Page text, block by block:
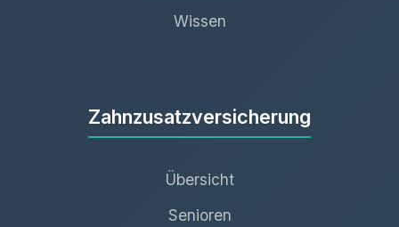
Wissen
Zahnzusatzversicherung
Übersicht
Senioren